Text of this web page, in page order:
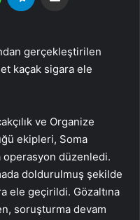
gerçekleştirilen
kaçak sigara ele
ve Organize
ekipleri, Soma
düzenledi.
doldurulmuş şekilde
ele geçirildi. Gözaltına
soruşturma devam